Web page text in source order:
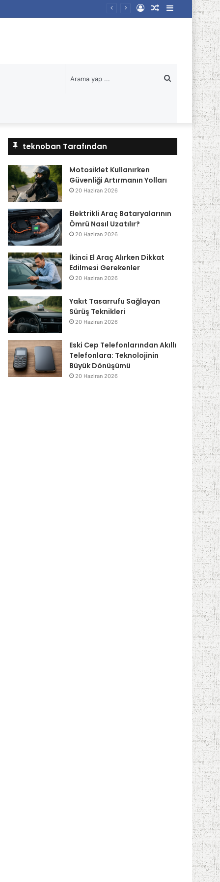
Kenar
Bölmesi
Rastgele
Kayıt
...
teknoban Tarafından
Motosiklet Kullanırken
Güvenliği Artırmanın Yolları
20 Haziran 2026
Elektrikli Araç Bataryalarının
Ömrü Nasıl Uzatılır?
20 Haziran 2026
İkinci El Araç Alırken Dikkat
Edilmesi Gerekenler
20 Haziran 2026
Yakıt Tasarrufu Sağlayan
Sürüş Teknikleri
20 Haziran 2026
Eski Cep Telefonlarından Akıllı
Telefonlara: Teknolojinin
Büyük Dönüşümü
20 Haziran 2026